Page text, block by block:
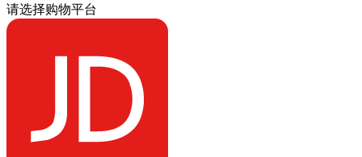
请选择购物平台